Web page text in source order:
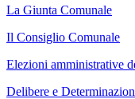
La Giunta Comunale
Il Consiglio Comunale
Elezioni amministrative
Delibere e